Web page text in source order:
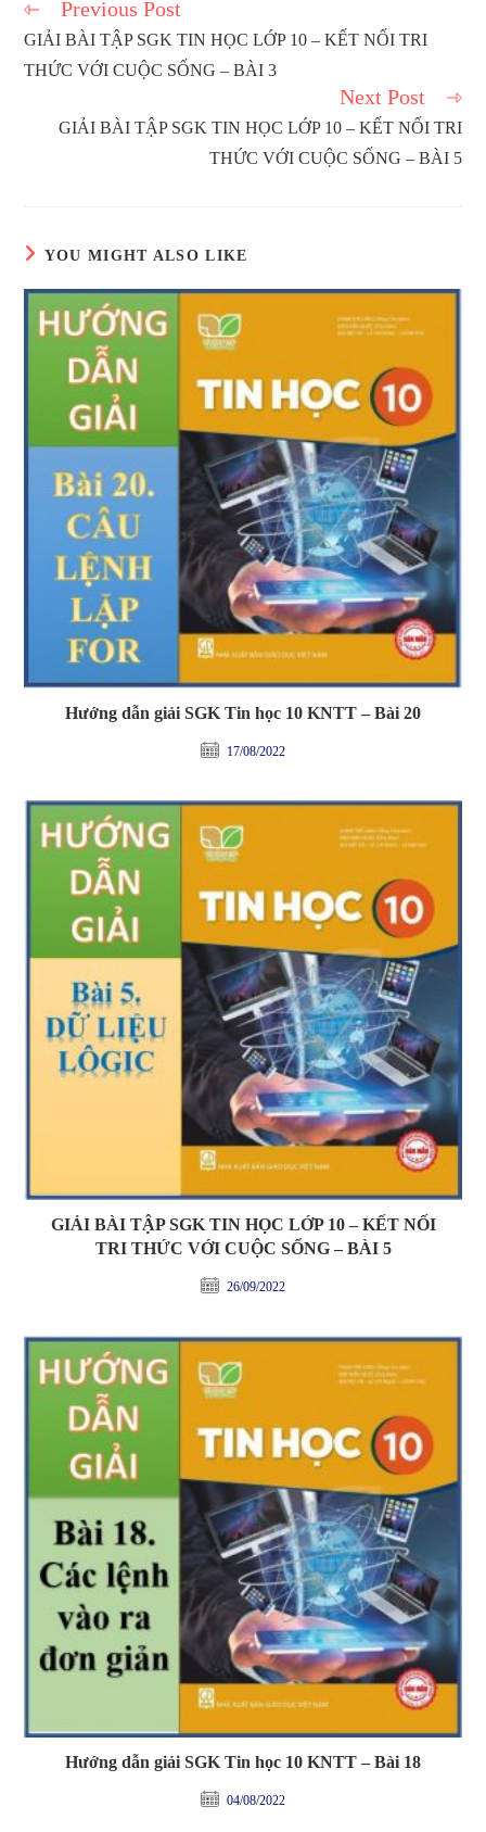
Read
more
articles
Previous Post
GIẢI BÀI TẬP SGK TIN HỌC LỚP 10 – KẾT NỐI TRI
THỨC VỚI CUỘC SỐNG – BÀI 3
Next Post
GIẢI BÀI TẬP SGK TIN HỌC LỚP 10 – KẾT NỐI TRI
THỨC VỚI CUỘC SỐNG – BÀI 5
YOU MIGHT ALSO LIKE
Hướng dẫn giải SGK Tin học 10 KNTT – Bài 20
17/08/2022
GIẢI BÀI TẬP SGK TIN HỌC LỚP 10 – KẾT NỐI
TRI THỨC VỚI CUỘC SỐNG – BÀI 5
26/09/2022
Hướng dẫn giải SGK Tin học 10 KNTT – Bài 18
04/08/2022